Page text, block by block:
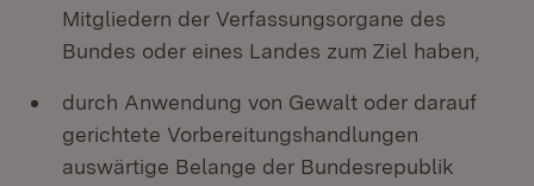
Mitgliedern der Verfassungsorgane des
Bundes oder eines Landes zum Ziel haben,
durch Anwendung von Gewalt oder darauf
gerichtete Vorbereitungshandlungen
auswärtige Belange der Bundesrepublik